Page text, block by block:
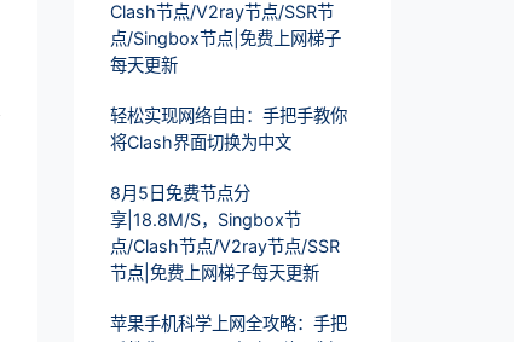
Clash节点/V2ray节点/SSR节
点/Singbox节点|免费上网梯子
每天更新
轻松实现网络自由：手把手教你
将Clash界面切换为中文
8月5日免费节点分
享|18.8M/S，Singbox节
点/Clash节点/V2ray节点/SSR
节点|免费上网梯子每天更新
苹果手机科学上网全攻略：手把